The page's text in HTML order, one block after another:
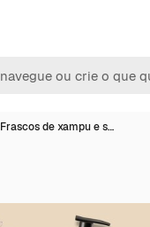
Frascos de xampu e s…